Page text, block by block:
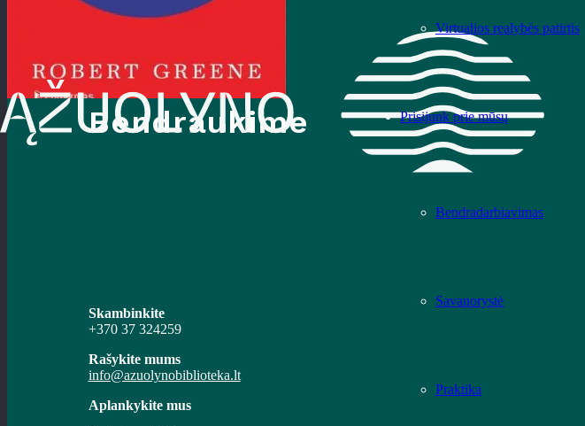
Virtualios realybės patirtis
Prisijunk prie mūsų
Bendradarbiavimas
Savanorystė
Praktika
Bendraukime
Skambinkite
+370 37 324259
Rašykite mums
info@azuolynobiblioteka.lt
Aplankykite mus